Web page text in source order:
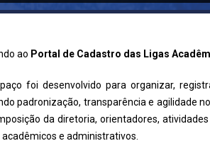
ao Portal de Cadastro das Ligas
foi desenvolvido para organizar,
padronização, transparência e agilidade
da diretoria, orientadores,
e administrativos.